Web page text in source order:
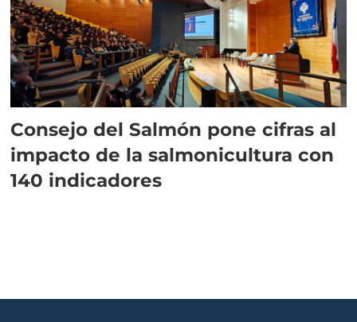
Consejo del Salmón pone cifras al
impacto de la salmonicultura con
140 indicadores